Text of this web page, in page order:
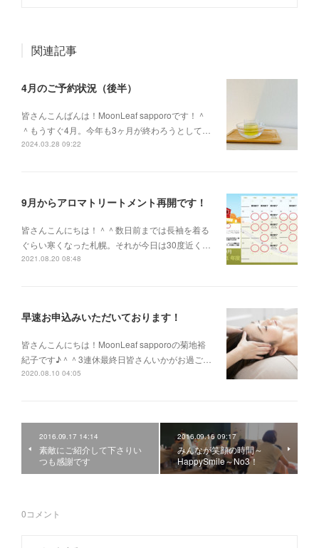
関連記事
4月のご予約状況（後半）
皆さんこんばんは！MoonLeaf sapporoです！＾
＾もうすぐ4月。今年も3ヶ月が終わろうとして…
2024.03.28 09:22
9月からアロマトリートメント再開です！
皆さんこんにちは！＾＾数日前までは長袖を着る
ぐらい寒くなった札幌。それが今日は30度近く…
2021.08.20 08:48
早速お申込みいただいております！
皆さんこんにちは！MoonLeaf sapporoの菊地裕
紀子です♪＾＾3連休最終日皆さんいかがお過ご…
2020.08.10 04:05
2016.09.17 14:14
素敵にご紹介して下さりい
つも感謝です
2016.09.16 09:17
みんなが笑顔の時間～
HappySmile～No3！
0コメント